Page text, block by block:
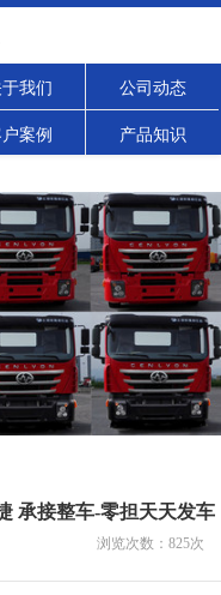
我们 公司动态
案例 产品知识
承接整车-零担天天发车
浏览次数： 825次